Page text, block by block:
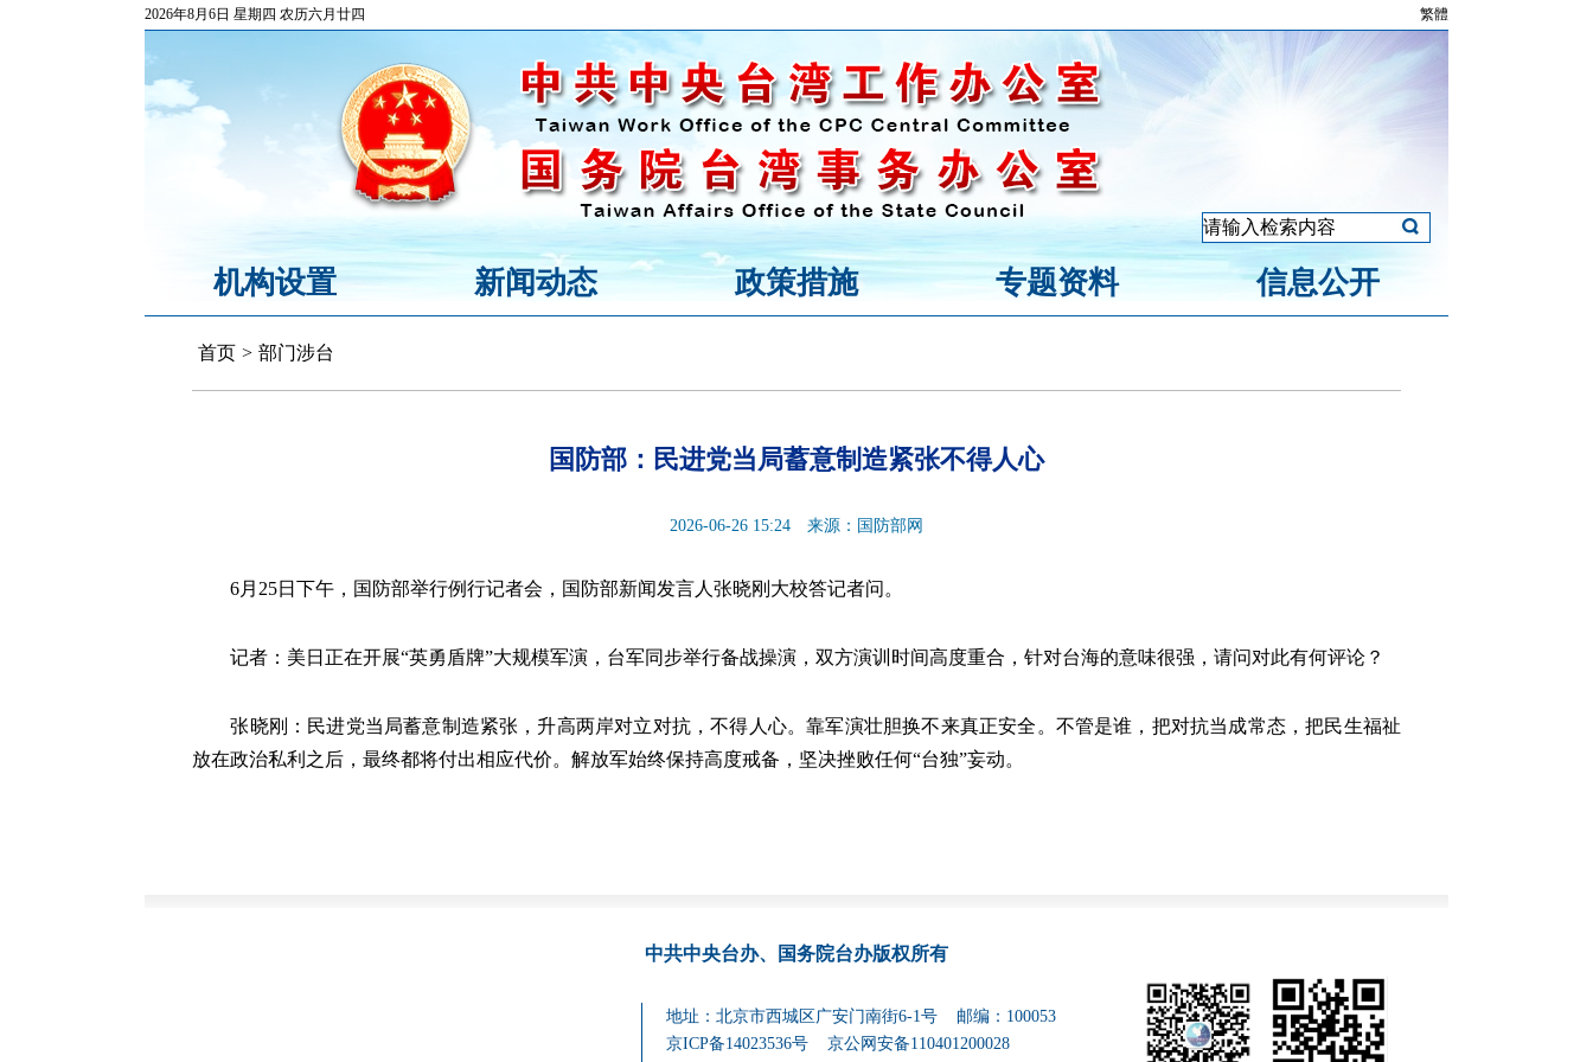
2026年8月6日 星期四 农历六月廿四 繁體
机构设置 新闻动态 政策措施 专题资料 信息公开
首页 > 部门涉台
国防部：民进党当局蓄意制造紧张不得人心
2026-06-26 15:24 来源：国防部网
6月25日下午，国防部举行例行记者会，国防部新闻发言人张晓刚大校答记者问。
记者：美日正在开展“英勇盾牌”大规模军演，台军同步举行备战操演，双方演训时间高度重合，针对台海的意味很强，请问对此有何评论？
张晓刚：民进党当局蓄意制造紧张，升高两岸对立对抗，不得人心。靠军演壮胆换不来真正安全。不管是谁，把对抗当成常态，把民生福祉
放在政治私利之后，最终都将付出相应代价。解放军始终保持高度戒备，坚决挫败任何“台独”妄动。
中共中央台办、国务院台办版权所有
地址：北京市西城区广安门南街6-1号 邮编：100053
京ICP备14023536号 京公网安备110401200028